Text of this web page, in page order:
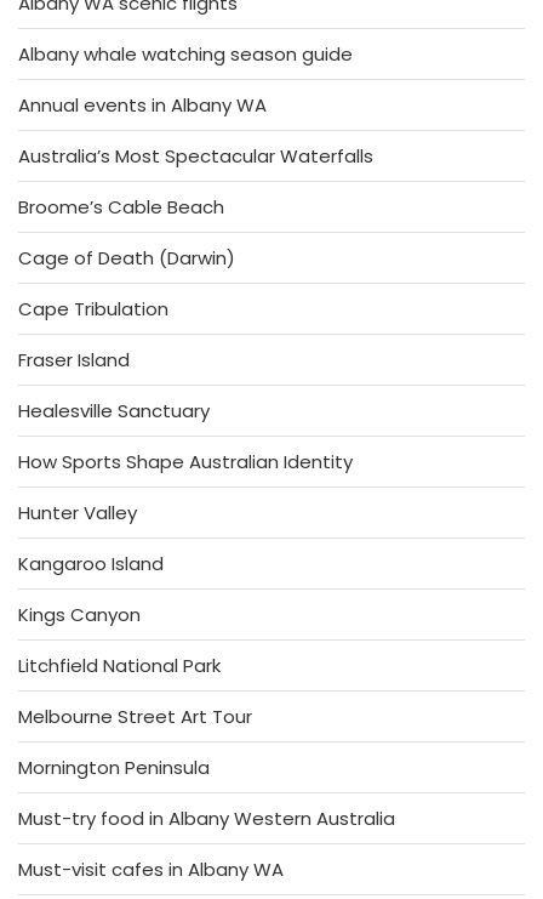
Albany whale watching season guide
Annual events in Albany WA
Australia’s Most Spectacular Waterfalls
Broome’s Cable Beach
Cage of Death (Darwin)
Cape Tribulation
Fraser Island
Healesville Sanctuary
How Sports Shape Australian Identity
Hunter Valley
Kangaroo Island
Kings Canyon
Litchfield National Park
Melbourne Street Art Tour
Mornington Peninsula
Must-try food in Albany Western Australia
Must-visit cafes in Albany WA